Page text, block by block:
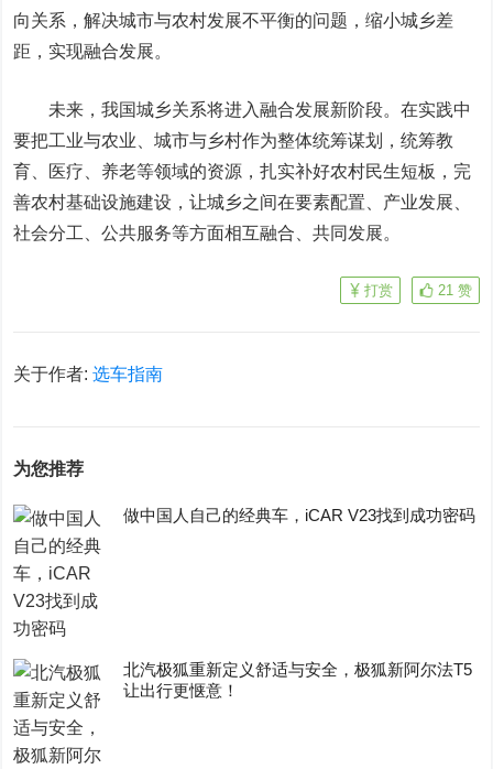
向关系，解决城市与农村发展不平衡的问题，缩小城乡差
距，实现融合发展。
未来，我国城乡关系将进入融合发展新阶段。在实践中
要把工业与农业、城市与乡村作为整体统筹谋划，统筹教
育、医疗、养老等领域的资源，扎实补好农村民生短板，完
善农村基础设施建设，让城乡之间在要素配置、产业发展、
社会分工、公共服务等方面相互融合、共同发展。
21 赞
打赏
关于作者:选车指南
为您推荐
做中国人自己的经典车，iCAR V23找到成功密码
​北汽极狐重新定义舒适与安全，极狐新阿尔法T5
让出行更惬意！